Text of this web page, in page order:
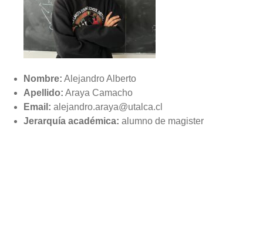
Nombre: Alejandro Alberto
Apellido: Araya Camacho
Email: alejandro.araya@utalca.cl
Jerarquía académica: alumno de magister